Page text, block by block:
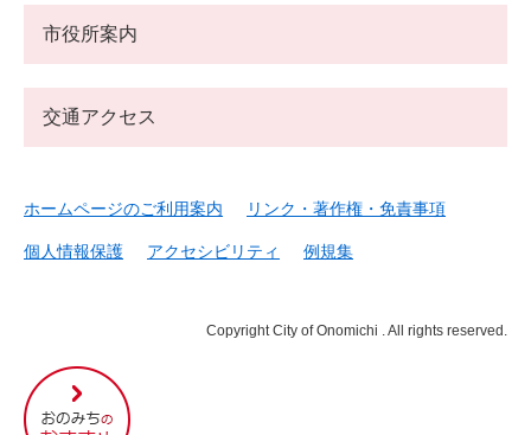
尾
道
市
市役所案内
交通アクセス
ホームページのご利用案内 リンク・著作権・免責事項
個人情報保護 アクセシビリティ 例規集
Copyright City of Onomichi . All rights reserved.